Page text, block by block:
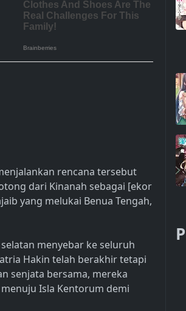
rencana tersebut
dari Kinanah sebagai [ekor
yang melukai Benua Tengah,
menyebar ke seluruh
Hakin telah berakhir tetapi
senjata bersama, mereka
Isla Kentorum demi